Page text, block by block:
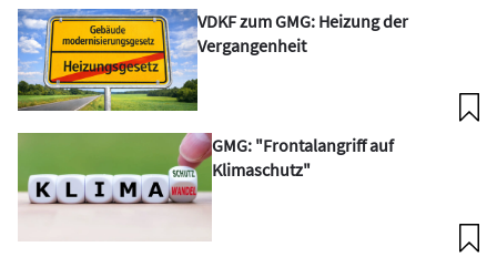
VDKF zum GMG: Heizung der
Vergangenheit
GMG: "Frontalangriff auf
Klimaschutz"